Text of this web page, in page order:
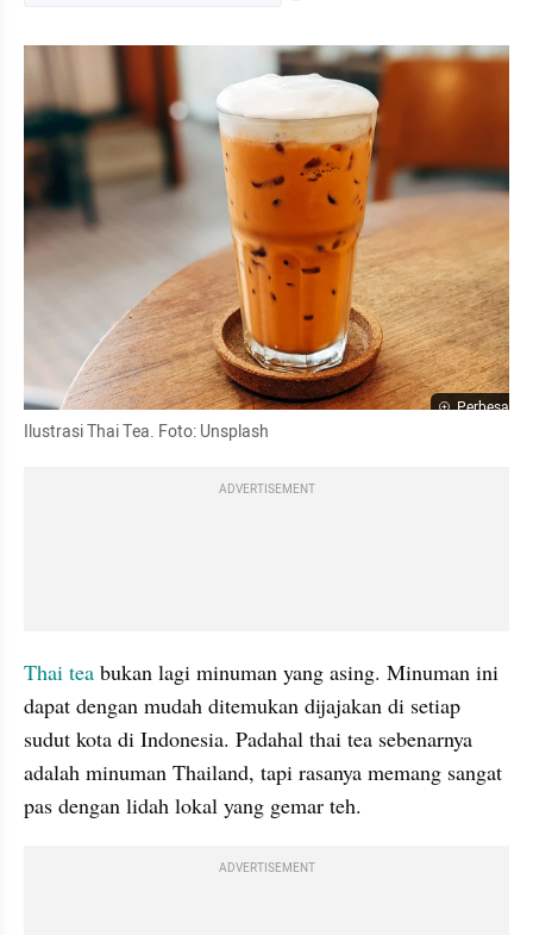
Perbesar
Ilustrasi Thai Tea. Foto: Unsplash
ADVERTISEMENT
Thai tea bukan lagi minuman yang asing. Minuman ini
dapat dengan mudah ditemukan dijajakan di setiap
sudut kota di Indonesia. Padahal thai tea sebenarnya
adalah minuman Thailand, tapi rasanya memang sangat
pas dengan lidah lokal yang gemar teh.
ADVERTISEMENT